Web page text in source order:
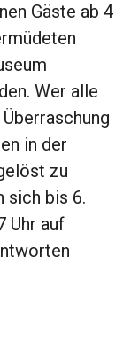
Gäste ab 4
Wer alle
in der
zu
sich bis 6.
Uhr auf